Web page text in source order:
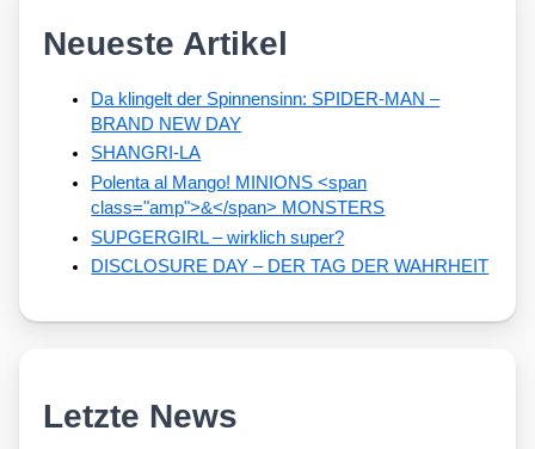
Neueste Artikel
Da klingelt der Spinnensinn: SPIDER-MAN –
BRAND NEW DAY
SHANGRI-LA
Polenta al Mango! MINIONS <span
class="amp">&</span> MONSTERS
SUPGERGIRL – wirklich super?
DISCLOSURE DAY – DER TAG DER WAHRHEIT
Letzte News